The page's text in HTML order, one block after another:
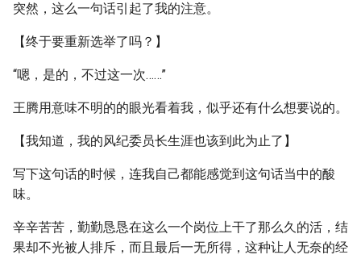
突然，这么一句话引起了我的注意。
【终于要重新选举了吗？】
“嗯，是的，不过这一次……”
王腾用意味不明的的眼光看着我，似乎还有什么想要说的。
【我知道，我的风纪委员长生涯也该到此为止了】
写下这句话的时候，连我自己都能感觉到这句话当中的酸
味。
辛辛苦苦，勤勤恳恳在这么一个岗位上干了那么久的活，结
果却不光被人排斥，而且最后一无所得，这种让人无奈的经